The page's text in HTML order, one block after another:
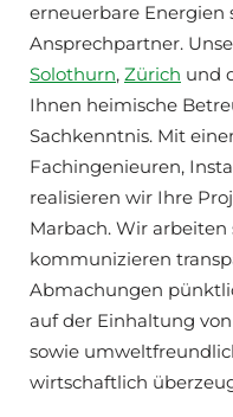
erneuerbare Energien
Ansprechpartner.
Solothurn, Zürich und
Ihnen heimische
Sachkenntnis. Mit
Fachingenieuren,
realisieren wir Ihre
Marbach. Wir
kommunizieren
Abmachungen
auf der Einhaltung
sowie
wirtschaftlich